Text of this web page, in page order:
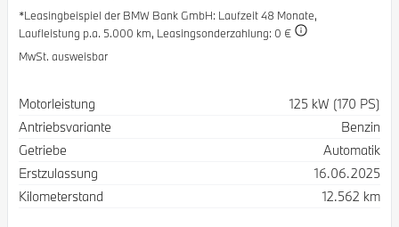
*Leasingbeispiel der BMW Bank GmbH: Laufzeit 48 Monate,
Laufleistung p.a. 5.000 km, Leasingsonderzahlung: 0 €
MwSt. ausweisbar
Spezifikation
Motorleistung
125 kW (170 PS)
Antriebsvariante
Benzin
Getriebe
Automatik
Erstzulassung
16.06.2025
Kilometerstand
12.562 km